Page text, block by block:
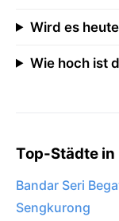
Wird es
Wie hoch ist
Top-Städte in
Bandar Seri
Sengkurong